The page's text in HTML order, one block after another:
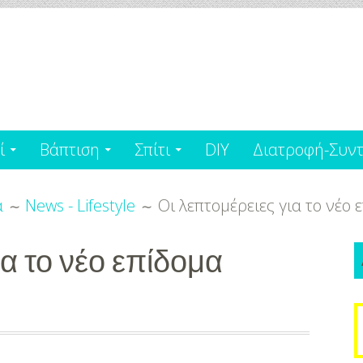
Βάπτιση Σπίτι DIY Διατροφή-
News - Lifestyle Οι λεπτομέρειες για το
το νέο επίδομα